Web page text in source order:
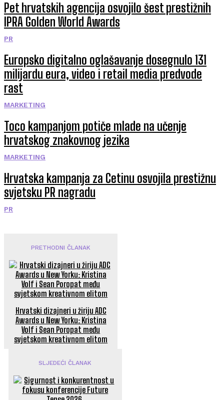
Pet hrvatskih agencija osvojilo šest prestižnih
IPRA Golden World Awards
PR
Europsko digitalno oglašavanje dosegnulo 131
milijardu eura, video i retail media predvode
rast
MARKETING
Toco kampanjom potiče mlade na učenje
hrvatskog znakovnog jezika
MARKETING
Hrvatska kampanja za Cetinu osvojila prestižnu
svjetsku PR nagradu
PR
PRETHODNI ČLANAK
Hrvatski dizajneri u žiriju ADC
Awards u New Yorku: Kristina
Volf i Sean Poropat među
svjetskom kreativnom elitom
SLJEDEĆI ČLANAK